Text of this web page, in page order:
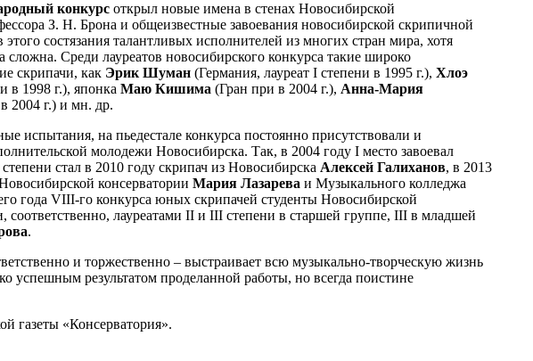
конкурс открыл новые имена в стенах Новосибирской
З. Н. Брона и общеизвестные завоевания новосибирской скрипичной
состязания талантливых исполнителей из многих стран мира, хотя
сложна. Среди лауреатов новосибирского конкурса такие широко
скрипачи, как Эрик Шуман (Германия, лауреат I степени в 1995 г.), Хлоэ
в 1998 г.), японка Маю Кишима (Гран при в 2004 г.), Анна-Мария
2004 г.) и мн. др.
испытания, на пьедестале конкурса постоянно присутствовали и
молодежи Новосибирска. Так, в 2004 году I место завоевал
стал в 2010 году скрипач из Новосибирска Алексей Галиханов, в 2013
консерватории Мария Лазарева и Музыкального колледжа
года VIII-го конкурса юных скрипачей студенты Новосибирской
соответственно, лауреатами II и III степени в старшей группе, III в младшей
.
и торжественно – выстраивает всю музыкально-творческую жизнь
успешным результатом проделанной работы, но всегда поистине
газеты «Консерватория».